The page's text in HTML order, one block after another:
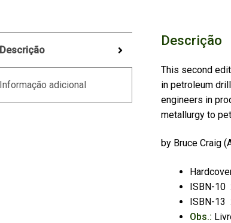
Descrição
Informação adicional
Descrição
This second
in petroleum
engineers in
metallurgy to
by Bruce Craig
ISBN-10 ‏ : ‎
ISBN-13 ‏ : ‎
Obs.: